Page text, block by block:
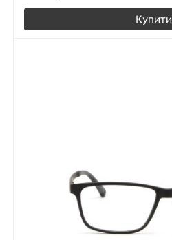
Купити